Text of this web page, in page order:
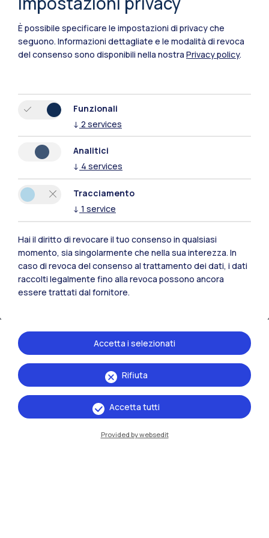
Sedi
Milano Leonardo
Milano Bovisa
Cremona
Lecco
Mantova
Piacenza
È possibile specificare le impostazioni di privacy che
seguono. Informazioni dettagliate e le modalità di revoca
del consenso sono disponibili nella nostra Privacy policy.
Funzionali
↓ 2 services
Analitici
↓ 4 services
Tracciamento
↓ 1 service
Hai il diritto di revocare il tuo consenso in qualsiasi
momento, sia singolarmente che nella sua interezza. In
caso di revoca del consenso al trattamento dei dati, i dati
raccolti legalmente fino alla revoca possono ancora
essere trattati dal fornitore.
Rifiuta
Accetta i selezionati
Accetta tutti
Provided by websedit